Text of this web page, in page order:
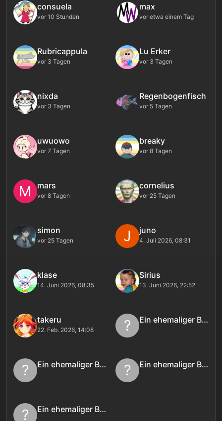
consuela
vor 10 Stunden
max
vor etwa einem Tag
Rubricappula
vor 3 Tagen
Lu Erker
vor 3 Tagen
nixda
vor 3 Tagen
Regenbogenfisch
vor 5 Tagen
uwuowo
vor 7 Tagen
breaky
vor 8 Tagen
M mars
vor 8 Tagen
cornelius
vor 25 Tagen
simon
vor 25 Tagen J juno
4. Juli 2026, 08:31
klase
14. Juni 2026, 08:35
Sirius
13. Juni 2026, 22:52
takeru
22. Feb. 2026, 14:08 ? Ein ehemaliger Benutzer
? Ein ehemaliger Benutzer ? Ein ehemaliger Benutzer
? Ein ehemaliger Benutzer